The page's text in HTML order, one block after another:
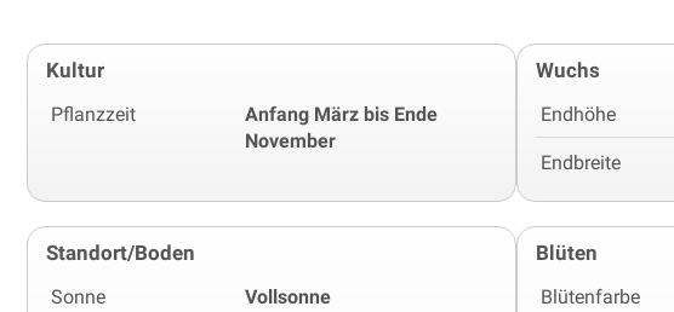
Kultur
Pflanzzeit
Anfang März bis Ende
November
Wuchs
Endhöhe
Endbreite
Standort/Boden
Sonne Vollsonne
Blüten
Blütenfarbe